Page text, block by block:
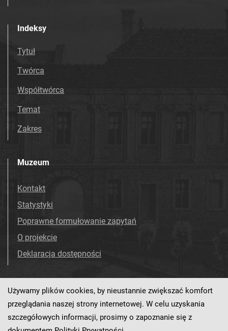
Indeksy
Tytuł
Twórca
Współtwórca
Temat
Zakres
Muzeum
Kontakt
Statystyki
Poprawne formułowanie zapytań
O projekcie
Deklaracja dostępności
Odwiedź nas! Facebook
Używamy plików cookies, by nieustannie zwiększać komfort
przeglądania naszej strony internetowej. W celu uzyskania
szczegółowych informacji, prosimy o zapoznanie się z